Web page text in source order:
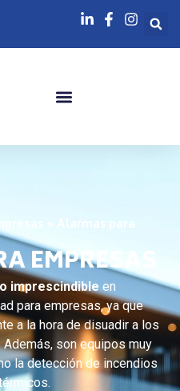
» Alarmas para
EMPRESAS
imprescindible en
para empresas, ya que
a la hora de disuadir a los
son equipos muy
la detección de incendios